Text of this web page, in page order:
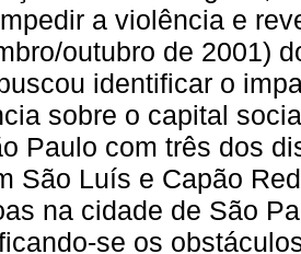
a violência e
outubro de 2001)
identificar o
sobre o capital
Paulo com três dos
São Luís e Capão
na cidade de São
se os